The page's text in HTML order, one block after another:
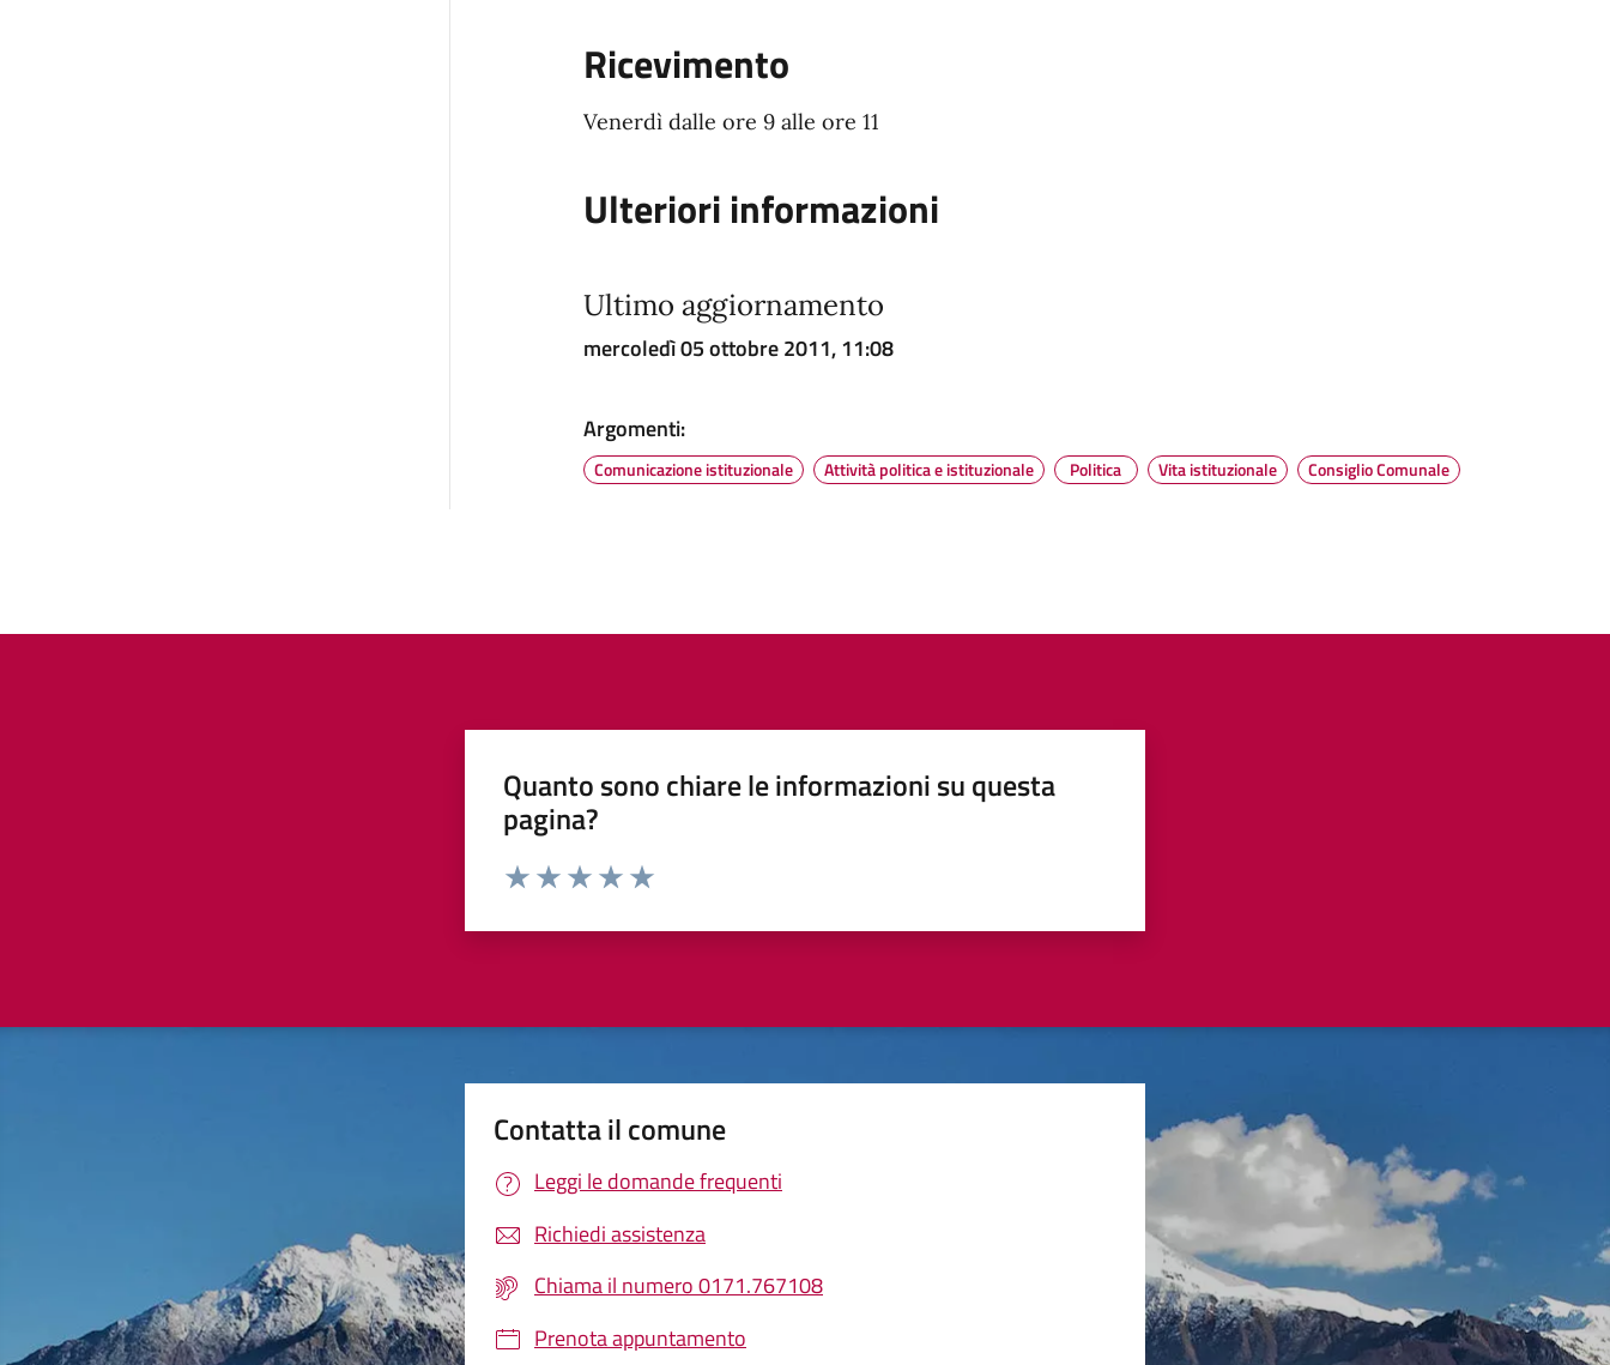
Ricevimento
Venerdì dalle ore 9 alle ore 11
Ulteriori informazioni
Ultimo aggiornamento
mercoledì 05 ottobre 2011, 11:08
Argomenti:
Comunicazione istituzionale Attività politica e istituzionale Politica Vita istituzionale Consiglio Comunale
Quanto sono chiare le informazioni su questa
pagina?
Valuta da 1 a 5 stelle la pagina
Contatta il comune
Leggi le domande frequenti
Richiedi assistenza
Chiama il numero 0171.767108
Prenota appuntamento